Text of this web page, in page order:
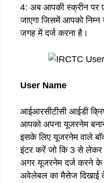
4: अब आपकी स्क्रीन
जाएगा जिसमें आपको निम्न
जगह में दर्ज करना है।
User Name
आईआरसीटीसी आईडी
आपको अपना यूजरनेम
इसके लिए यूजरनेम वाले
इंटर करें जो कि 3 से लेकर
अगर यूजरनेम दर्ज करने के
अवेलेबल का मैसेज दिखाई